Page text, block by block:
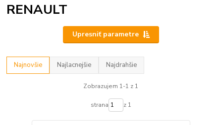
RENAULT
Upresniť parametre
Najnovšie Najlacnejšie Najdrahšie
Zobrazujem 1-1 z 1
strana z 1